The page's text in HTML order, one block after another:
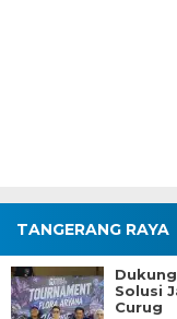
TANGERANG RAYA
Solusi
Curug